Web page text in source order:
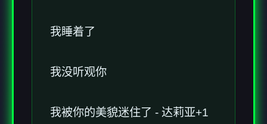
我睡着了
我没听观你
我被你的美貌迷住了 - 达莉亚+1